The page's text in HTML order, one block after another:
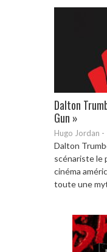
Dalton
Gun »
Hugo Jordan -
Dalton
scénariste le
cinéma
toute une